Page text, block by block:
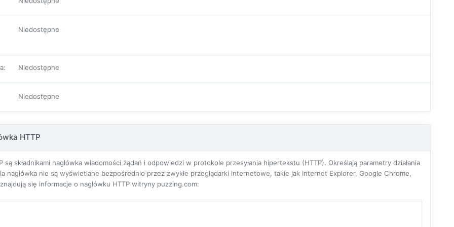
Niedostępne
: Niedostępne
Niedostępne
HTTP
są składnikami nagłówka wiadomości żądań i odpowiedzi w protokole przesyłania hipertekstu (HTTP). Określają parametry działania
nagłówka nie są wyświetlane bezpośrednio przez zwykłe przeglądarki internetowe, takie jak Internet Explorer, Google Chrome,
się informacje o nagłówku HTTP witryny puzzing.com: